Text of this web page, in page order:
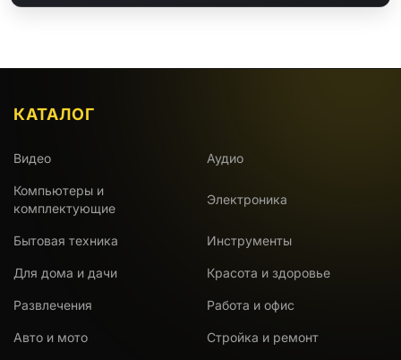
КАТАЛОГ
Видео Аудио
Компьютеры и
комплектующие
Электроника
Бытовая техника Инструменты
Для дома и дачи Красота и здоровье
Развлечения Работа и офис
Авто и мото Стройка и ремонт